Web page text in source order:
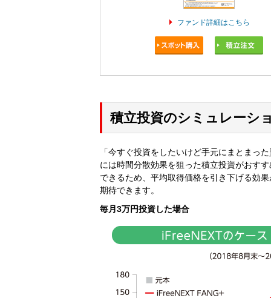
ファンド詳細はこちら
積立投資のシミュレーシ
「今すぐ投資をしたいけど手元にまとまっ
には時間分散効果を狙った積立投資がおす
できるため、平均取得価格を引き下げる効
期待できます。
毎月3万円投資した場合